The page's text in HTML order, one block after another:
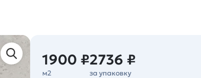
1900 ₽
м2
2736 ₽
за упаковку